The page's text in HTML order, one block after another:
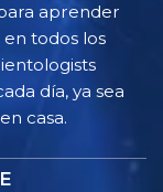
aprender
todos los
día, ya sea
casa.